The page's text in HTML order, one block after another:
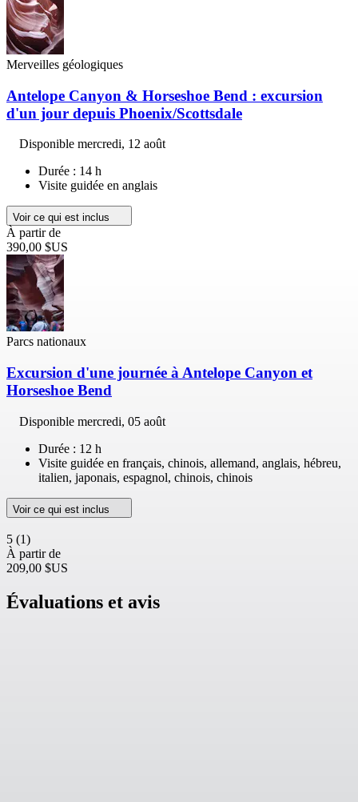
Merveilles géologiques
Antelope Canyon & Horseshoe Bend : excursion
d'un jour depuis Phoenix/Scottsdale
Disponible mercredi, 12 août
Durée : 14 h
Visite guidée en anglais
Voir ce qui est inclus
À partir de
390,00 $US
Parcs nationaux
Excursion d'une journée à Antelope Canyon et
Horseshoe Bend
Disponible mercredi, 05 août
Durée : 12 h
Visite guidée en français, chinois, allemand, anglais, hébreu,
italien, japonais, espagnol, chinois, chinois
Voir ce qui est inclus
5 (1)
À partir de
209,00 $US
Évaluations et avis